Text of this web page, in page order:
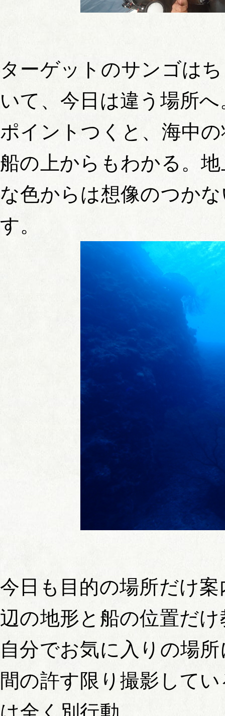
ターゲットのサンゴは
いて、今日は違う場所へ
ポイントつくと、海中
船の上からもわかる。
な色からは想像のつか
す。
今日も目的の場所だけ
辺の地形と船の位置だ
自分でお気に入りの場
間の許す限り撮影して